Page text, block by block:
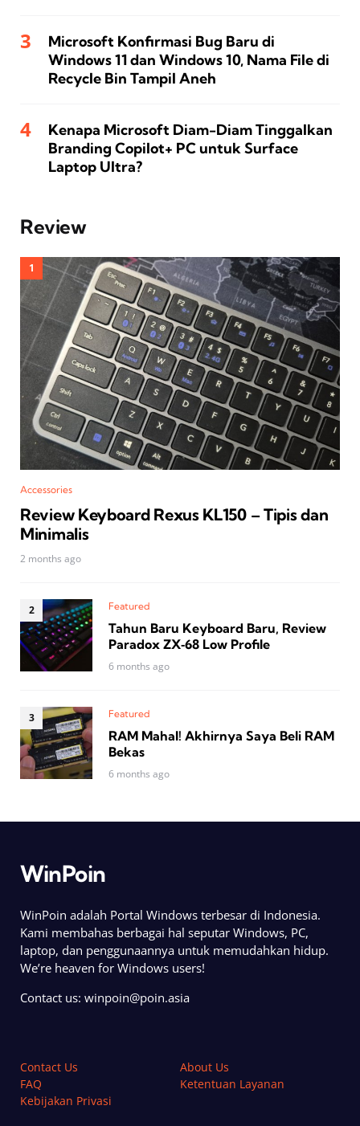
Microsoft Konfirmasi Bug Baru di
Windows 11 dan Windows 10, Nama File di
Recycle Bin Tampil Aneh
Kenapa Microsoft Diam-Diam Tinggalkan
Branding Copilot+ PC untuk Surface
Laptop Ultra?
Review
Accessories
Review Keyboard Rexus KL150 – Tipis dan
Minimalis
2 months ago
Featured
Tahun Baru Keyboard Baru, Review
Paradox ZX‑68 Low Profile
6 months ago
Featured
RAM Mahal! Akhirnya Saya Beli RAM
Bekas
6 months ago
WinPoin
WinPoin adalah Portal Windows terbesar di Indonesia.
Kami membahas berbagai hal seputar Windows, PC,
laptop, dan penggunaannya untuk memudahkan hidup.
We’re heaven for Windows users!
Contact us: winpoin@poin.asia
Contact Us
About Us
FAQ
Ketentuan Layanan
Kebijakan Privasi